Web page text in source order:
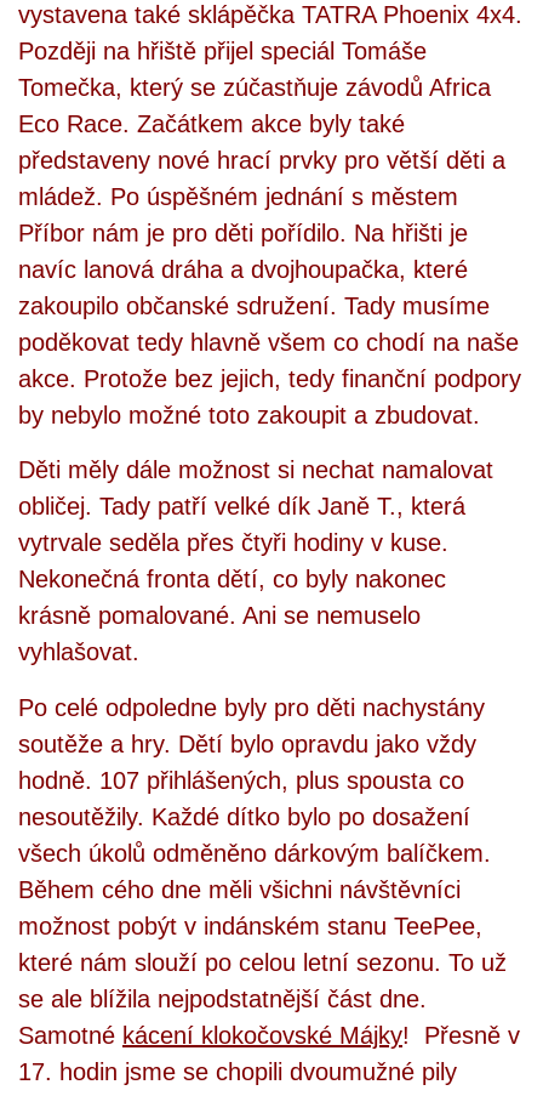
vystavena také sklápěčka TATRA Phoenix 4x4.
Později na hřiště přijel speciál Tomáše
Tomečka, který se zúčastňuje závodů Africa
Eco Race. Začátkem akce byly také
představeny nové hrací prvky pro větší děti a
mládež. Po úspěšném jednání s městem
Příbor nám je pro děti pořídilo. Na hřišti je
navíc lanová dráha a dvojhoupačka, které
zakoupilo občanské sdružení. Tady musíme
poděkovat tedy hlavně všem co chodí na naše
akce. Protože bez jejich, tedy finanční podpory
by nebylo možné toto zakoupit a zbudovat.
Děti měly dále možnost si nechat namalovat
obličej. Tady patří velké dík Janě T., která
vytrvale seděla přes čtyři hodiny v kuse.
Nekonečná fronta dětí, co byly nakonec
krásně pomalované. Ani se nemuselo
vyhlašovat.
Po celé odpoledne byly pro děti nachystány
soutěže a hry. Dětí bylo opravdu jako vždy
hodně. 107 přihlášených, plus spousta co
nesoutěžily. Každé dítko bylo po dosažení
všech úkolů odměněno dárkovým balíčkem.
Během cého dne měli všichni návštěvníci
možnost pobýt v indánském stanu TeePee,
které nám slouží po celou letní sezonu. To už
se ale blížila nejpodstatnější část dne.
Samotné kácení klokočovské Májky! Přesně v
17. hodin jsme se chopili dvoumužné pily